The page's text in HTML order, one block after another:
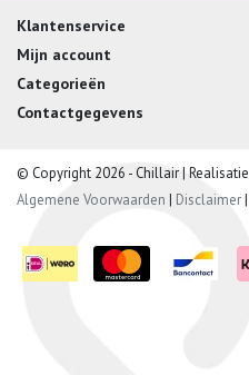
Klantenservice
Mijn account
Categorieën
Contactgegevens
© Copyright 2026 - Chillair | Realisatie
Algemene Voorwaarden | Disclaimer|